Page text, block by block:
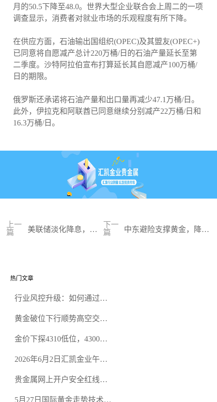
月的50.5下降至48.0。世界大型企业联合会上周二的一项
调查显示，消费者对就业市场的乐观程度有所下降。
在供应方面，石油输出国组织(OPEC)及其盟友(OPEC+)
已同意将自愿减产总计220万桶/日的石油产量延长至第
二季度。沙特阿拉伯宣布打算延长其自愿减产100万桶/
日的期限。
俄罗斯还承诺将石油产量和出口量再减少47.1万桶/日。
此外，伊拉克和阿联酋已同意继续分别减产22万桶/日和
16.3万桶/日。
上一
篇
美联储淡化降息，黄
下一
篇
中东避险支撑黄金，降息
热门文章
行业风控升级：如何通过正
规黄金开户交易平台？
黄金破位下行顺势高空交易
金价下探4310低位，4300关
2026年6月2日汇凯金业午盘
空头清算算法如何布防？
贵金属网上开户安全红线：
5月27日国际黄金走势技术盘